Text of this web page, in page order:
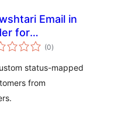
Email in
for
(0notes
en
)
status-mapped
from